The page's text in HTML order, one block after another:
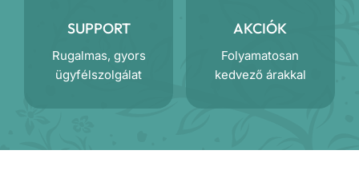
SUPPORT
Rugalmas, gyors
ügyfélszolgálat
AKCIÓK
Folyamatosan
kedvező árakkal